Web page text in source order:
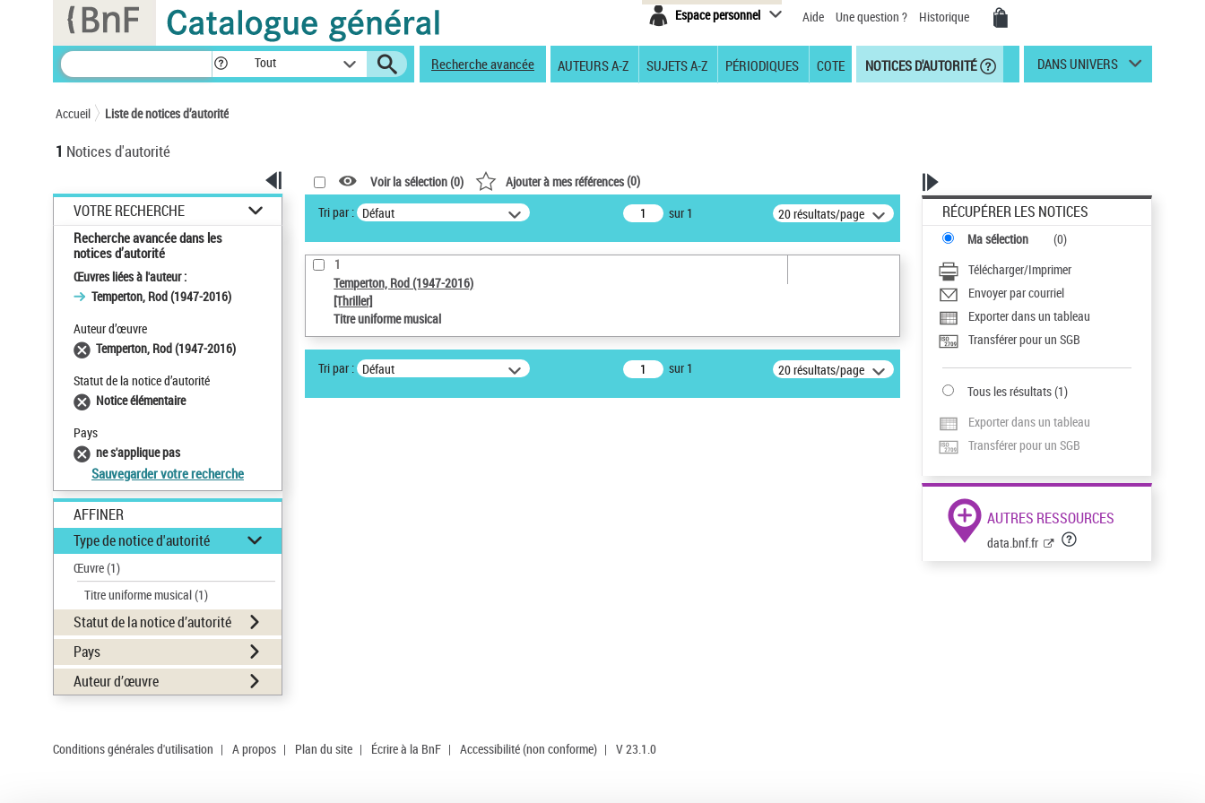
Espace personnel Aide Une question ? Historique
Tout Recherche avancée AUTEURS A-Z SUJETS A-Z PÉRIODIQUES COTE NOTICES D'AUTORITÉ DANS UNIVERS
Accueil Liste de notices d’autorité
1 Notices d'autorité
VOTRE RECHERCHE
Recherche avancée dans les
notices d’autorité
Œuvres liées à l'auteur :
Temperton, Rod (1947-2016)
Auteur d’œuvre
Temperton, Rod (1947-2016)
Statut de la notice d’autorité
Notice élémentaire
Pays
ne s'applique pas
Sauvegarder votre recherche
AFFINER
Type de notice d'autorité
Œuvre(1)
Titre uniforme musical(1)
Statut de la notice d’autorité
Pays
Auteur d’œuvre
Voir la sélection (0) Ajouter à mes références(0)
Tri par : Défaut sur 1 20 résultats/page
1
Temperton, Rod (1947-2016)
[Thriller]
Titre uniforme musical
Tri par : Défaut sur 1 20 résultats/page
RÉCUPÉRER LES NOTICES
Ma sélection (0)
Télécharger/Imprimer
Envoyer par courriel
Exporter dans un tableau
Transférer pour un SGB
Tous les résultats(1)
Exporter dans un tableau
Transférer pour un SGB
AUTRES RESSOURCES
data.bnf.fr
Conditions générales d'utilisation | A propos | Plan du site | Écrire à la BnF | Accessibilité (non conforme) | V 23.1.0
Panneau de gestion des cookies